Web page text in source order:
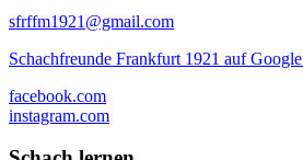
sfrffm1921@gmail.com
Schachfreunde Frankfurt 1921 auf
facebook.com
instagram.com